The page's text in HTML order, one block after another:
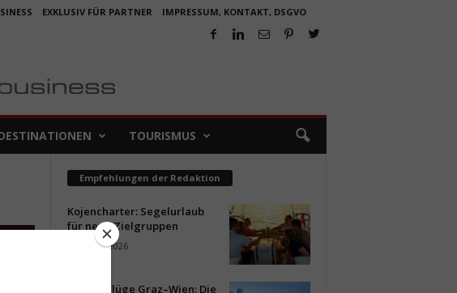
EXKLUSIV FÜR PARTNER IMPRESSUM, KONTAKT, DSGVO
TOURISMUS
Empfehlungen der Redaktion
Kojencharter: Segelurlaub
für neue Zielgruppen
5. August 2026
Aus für Flüge Graz–Wien: Die